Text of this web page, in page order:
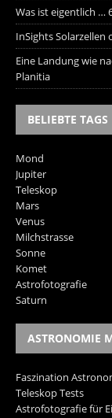
Was ist eigentlich …
InSights Solarzellen
Eine Landung wie
Planitia
BELIEBTE TAGS
Mond
Jupiter
Teleskop
Mars
Venus
Milchstrasse
Sonne
Komet
Astrofotografie
Saturn
ASTRONOMIE
Faszination
Teleskop Tests
Astrofotografie für